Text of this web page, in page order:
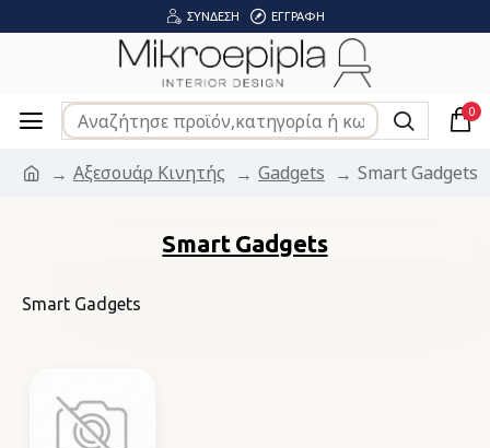
ΣΎΝΔΕΣΗ ΕΓΓΡΑΦΉ
0
Αξεσουάρ Κινητής Gadgets Smart Gadgets
Smart Gadgets
Smart Gadgets